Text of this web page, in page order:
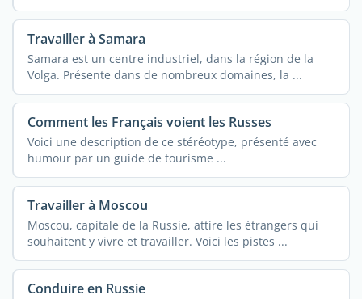
Travailler à Samara
Samara est un centre industriel, dans la région de la
Volga. Présente dans de nombreux domaines, la ...
Comment les Français voient les Russes
Voici une description de ce stéréotype, présenté avec
humour par un guide de tourisme ...
Travailler à Moscou
Moscou, capitale de la Russie, attire les étrangers qui
souhaitent y vivre et travailler. Voici les pistes ...
Conduire en Russie